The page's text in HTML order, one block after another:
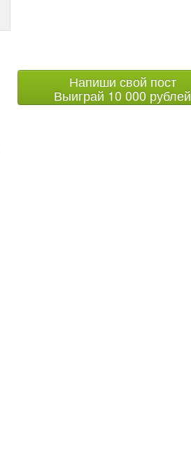
Напиши свой пост
Выиграй 10 000 рублей